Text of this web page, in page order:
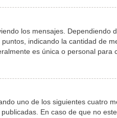
los mensajes. Dependiendo
indicando la cantidad de
es única o personal para
uno de los siguientes cuatro
En caso de que no